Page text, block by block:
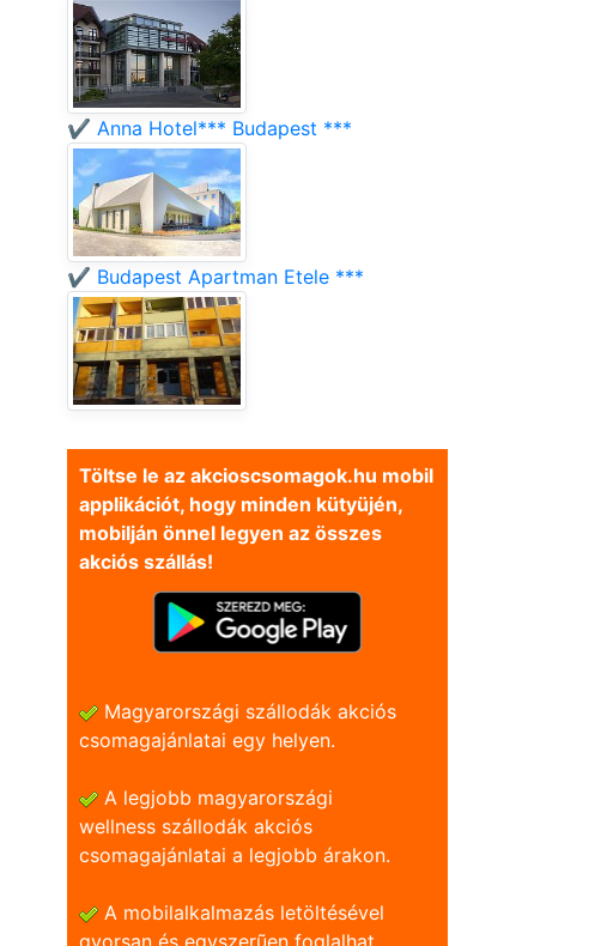
✔️ Anna Hotel*** Budapest ***
✔️ Budapest Apartman Etele ***
Töltse le az akcioscsomagok.hu mobil
applikációt, hogy minden kütyüjén,
mobilján önnel legyen az összes
akciós szállás!
Magyarországi szállodák akciós
csomagajánlatai egy helyen.
A legjobb magyarországi
wellness szállodák akciós
csomagajánlatai a legjobb árakon.
A mobilalkalmazás letöltésével